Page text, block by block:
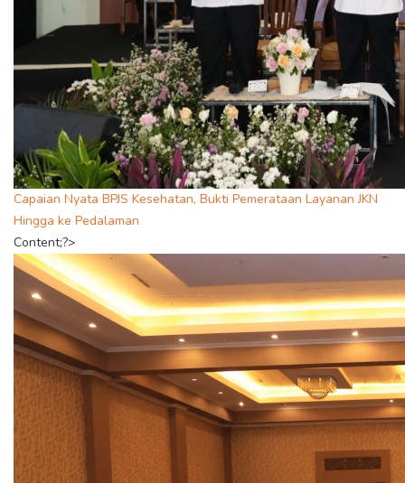
Capaian Nyata BPJS Kesehatan, Bukti Pemerataan Layanan JKN
Hingga ke Pedalaman
Content;?>